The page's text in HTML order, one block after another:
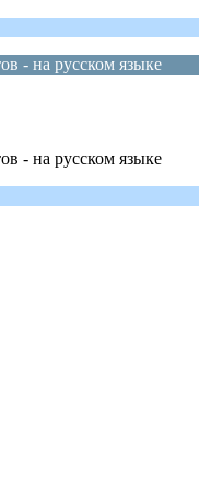
- на русском языке
- на русском языке